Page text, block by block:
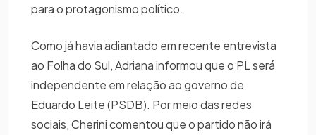
para o protagonismo político.
Como já havia adiantado em recente entrevista
ao Folha do Sul, Adriana informou que o PL será
independente em relação ao governo de
Eduardo Leite (PSDB). Por meio das redes
sociais, Cherini comentou que o partido não irá